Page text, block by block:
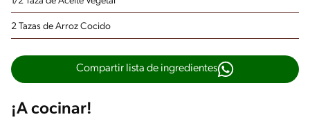
2 Tazas de Arroz Cocido
Compartir lista de ingredientes
¡A cocinar!